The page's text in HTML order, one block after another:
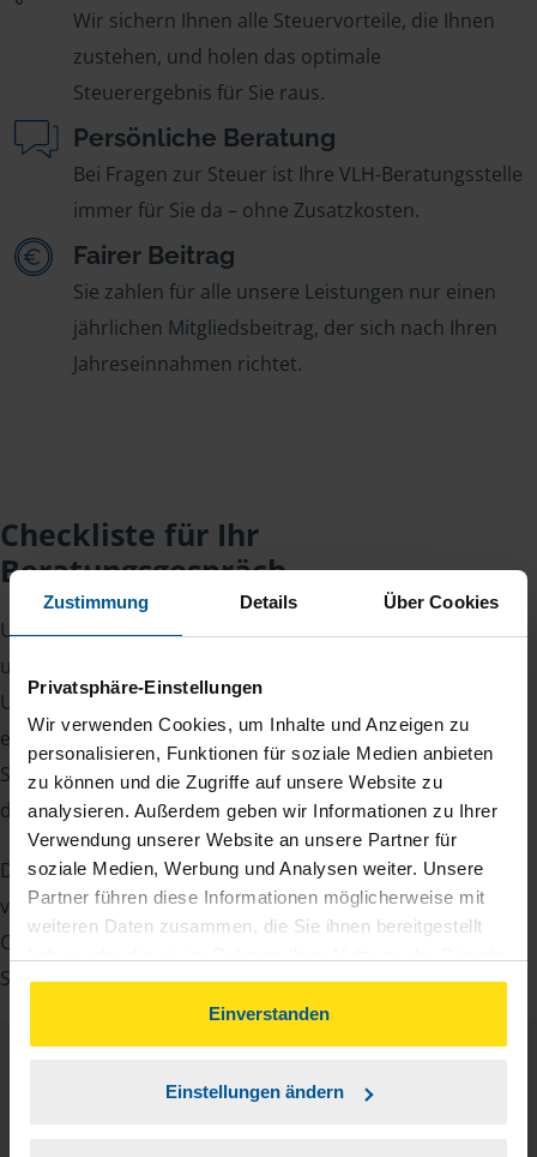
Zustimmung Details Über Cookies
Privatsphäre-Einstellungen
Wir verwenden Cookies, um Inhalte und Anzeigen zu
personalisieren, Funktionen für soziale Medien anbieten
zu können und die Zugriffe auf unsere Website zu
analysieren. Außerdem geben wir Informationen zu Ihrer
Verwendung unserer Website an unsere Partner für
soziale Medien, Werbung und Analysen weiter. Unsere
Partner führen diese Informationen möglicherweise mit
weiteren Daten zusammen, die Sie ihnen bereitgestellt
gesammelt haben. Indem Sie auf Einverstanden klicken,
können Sie der Verwendung von Cookies, gemäß
unserer
Einverstanden
Einstellungen ändern
Wir sichern Ihnen alle Steuervorteile, die Ihnen
zustehen, und holen das optimale
Steuerergebnis für Sie raus.
Persönliche Beratung
Bei Fragen zur Steuer ist Ihre VLH-Beratungsstelle
immer für Sie da – ohne Zusatzkosten.
Fairer Beitrag
Sie zahlen für alle unsere Leistungen nur einen
jährlichen Mitgliedsbeitrag, der sich nach Ihren
Jahreseinnahmen richtet.
Checkliste für Ihr
Beratungsgespräch
Um Ihre Steuererklärung erstellen zu können, benötigen
unsere Beraterinnen und Berater eine Reihe von
Unterlagen von Ihnen. Dazu gehört beispielsweise die
elektronische Lohnsteuerbescheinigung, Ihre
Steueridentifikationsnummer, der Rentenbescheid oder
die Bescheinigung über das Kindergeld.
Damit Sie sich gut vorbereiten können und keinen der
vielen Nachweise vergessen, stellen wir Ihnen hier eine
Checkliste für Arbeitnehmer, Beamte, Auszubildende und
Studenten sowie Rentner zur Verfügung.
Deutsch